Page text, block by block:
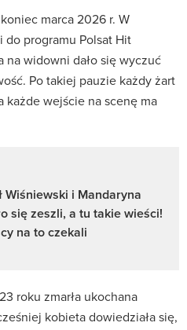
marca 2026 r. W
programu Polsat Hit
na widowni dało się wyczuć
Po takiej pauzie każdy żart
każde wejście na scenę ma
Wiśniewski i Mandaryna
się zeszli, a tu takie wieści!
na to czekali
roku zmarła ukochana
kobieta dowiedziała się,